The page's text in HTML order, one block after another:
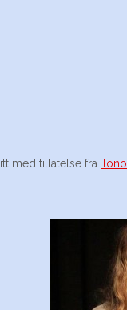
med tillatelse fraTono